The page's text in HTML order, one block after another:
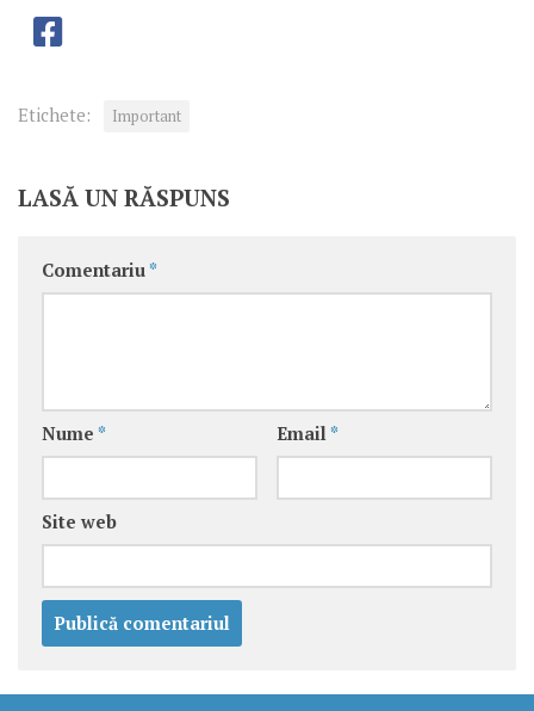
Etichete: Important
LASĂ UN RĂSPUNS
Comentariu *
Nume * Email *
Site web